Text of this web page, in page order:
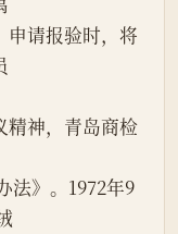
申请报验时，将
法》。1972年9